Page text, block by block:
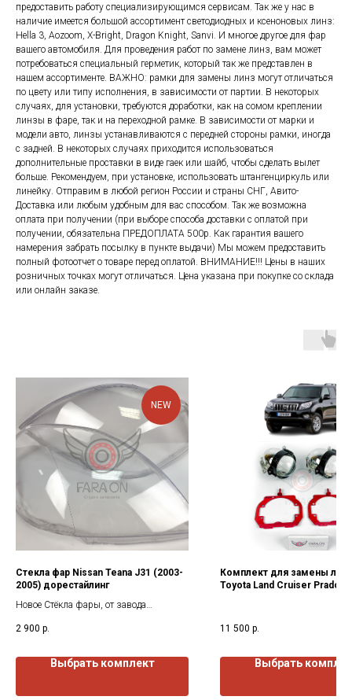
предоставить работу специализирующимся сервисам. Так же у нас в
наличие имеется большой ассортимент светодиодных и ксеноновых линз:
Hella 3, Aozoom, X-Bright, Dragon Knight, Sanvi. И многое другое для фар
вашего автомобиля. Для проведения работ по замене линз, вам может
потребоваться специальный герметик, который так же представлен в
нашем ассортименте. ВАЖНО: рамки для замены линз могут отличаться
по цвету или типу исполнения, в зависимости от партии. В некоторых
случаях, для установки, требуются доработки, как на сомом креплении
линзы в фаре, так и на переходной рамке. В зависимости от марки и
модели авто, линзы устанавливаются с передней стороны рамки, иногда
с задней. В некоторых случаях приходится использоваться
дополнительные проставки в виде гаек или шайб, чтобы сделать вылет
больше. Рекомендуем, при установке, использовать штангенциркуль или
линейку. Отправим в любой регион России и страны СНГ, Авито-
Доставка или любым удобным для вас способом. Так же возможна
оплата при получении (при выборе способа доставки с оплатой при
получении, обязательна ПРЕДОПЛАТА 500р. Как гарантия вашего
намерения забрать посылку в пункте выдачи) Мы можем предоставить
полный фотоотчет о товаре перед оплатой. ВНИМАНИЕ!!! Цены в наших
розничных точках могут отличаться. Цена указана при покупке со склада
или онлайн заказе.
NEW
Стекла фар Nissan Teana J31 (2003-
2005) дорестайлинг
Новое Стёкла фары, от завода
защитным лаком как с наружи так и
2 900 р.
Выбрать комплект
Комплект для замены
Toyota Land Cruiser Prado
11 500 р.
Выбрать